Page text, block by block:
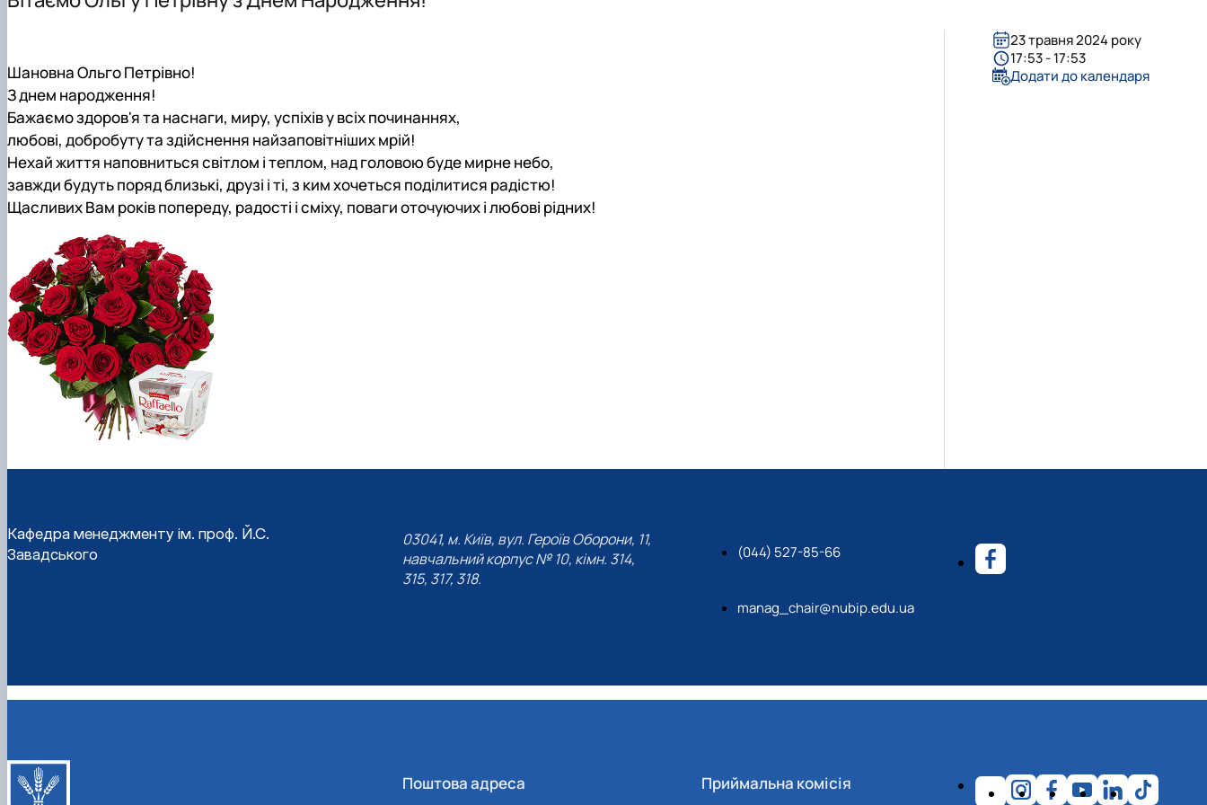
Здобутки кафедри менеджменту ім. проф. Й.С. Завадського
Підготовка аспірантів
Наукові видання
Скринька довіри
Шановна Ольго Петрівно!
З днем народження!
Бажаємо здоров'я та наснаги, миру, успіхів у всіх починаннях,
любові, добробуту та здійснення найзаповітніших мрій!
Нехай життя наповниться світлом і теплом, над головою буде мирне небо,
завжди будуть поряд близькі, друзі і ті, з ким хочеться поділитися радістю!
Щасливих Вам років попереду, радості і сміху, поваги оточуючих і любові рідних!
23 травня 2024 року
17:53 - 17:53
Додати до календаря
Кафедра менеджменту ім. проф. Й.С.
Завадського
03041, м. Київ, вул. Героїв Оборони, 11,
навчальний корпус № 10, кімн. 314,
315, 317, 318.
(044) 527-85-66
manag_chair@nubip.edu.ua
Поштова адреса Приймальна комісія